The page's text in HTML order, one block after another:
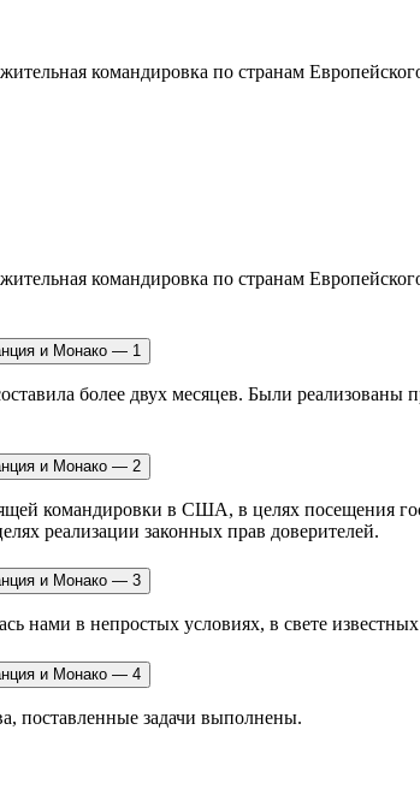
командировка по странам
командировка по странам
более двух месяцев. Были
командировки в США, в целях посещения
реализации законных прав доверителей.
нами в непростых условиях, в свете
поставленные задачи выполнены.